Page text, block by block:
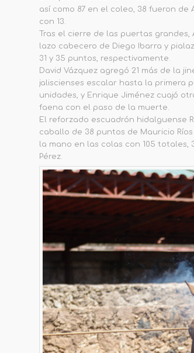
así como 87 en el coleo, 38 fueron
con 13.
Tras el cierre de las puertas
lazo cabecero de Diego Ibarra y
31 y 35 puntos, respectivamente.
David Vázquez agregó 21 más de la
jaliscienses escalar hasta la primera
unidades, y Enrique Jiménez cuajó
faena con el paso de la muerte.
El reforzado escuadrón hidalguense
caballo de 38 puntos de Mauricio
la mano en las colas con 105 totales,
Pérez.